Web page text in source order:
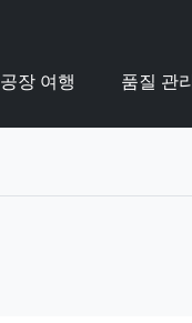
공장 여행 품질 관리